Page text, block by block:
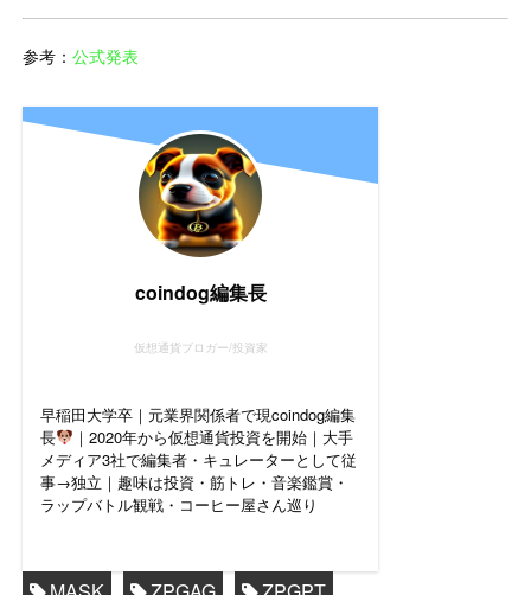
参考：公式発表
coindog編集長
仮想通貨ブロガー/投資家
早稲田大学卒｜元業界関係者で現coindog編集
長
｜2020年から仮想通貨投資を開始｜大手
メディア3社で編集者・キュレーターとして従
事→独立｜趣味は投資・筋トレ・音楽鑑賞・
ラップバトル観戦・コーヒー屋さん巡り